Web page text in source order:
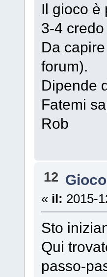
Il gioco è
3-4
Da
forum).
Dipende
Fatemi
Rob
12
« il: 2015-
Sto
Qui
passo-